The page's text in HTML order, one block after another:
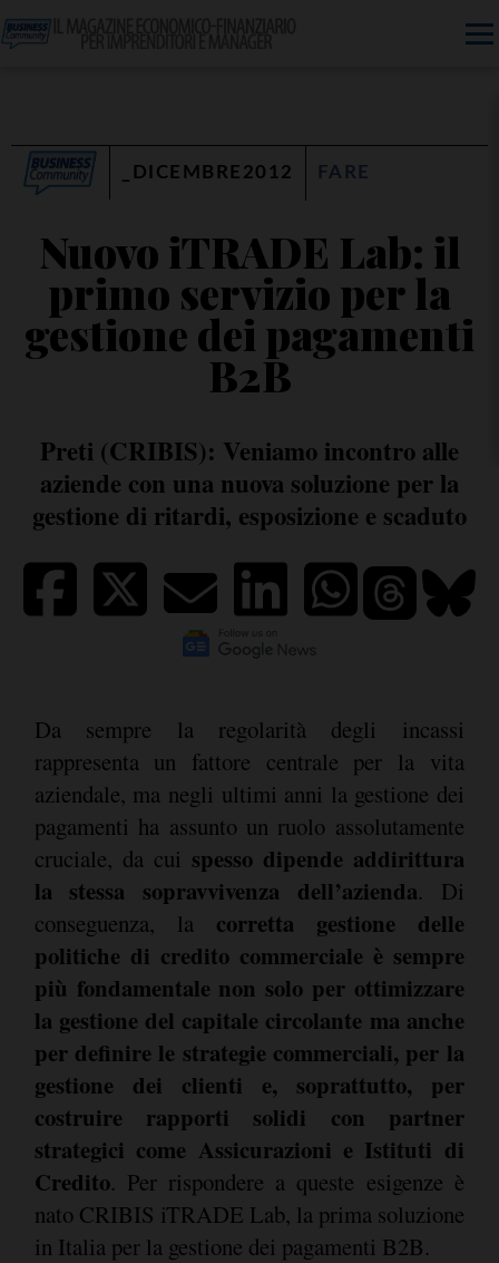
_DICEMBRE2012 FARE
Nuovo iTRADE Lab: il
primo servizio per la
gestione dei pagamenti
B2B
Preti (CRIBIS): Veniamo incontro alle
aziende con una nuova soluzione per la
gestione di ritardi, esposizione e scaduto
Da sempre la regolarità degli incassi
rappresenta un fattore centrale per la vita
aziendale, ma negli ultimi anni la gestione dei
pagamenti ha assunto un ruolo assolutamente
cruciale, da cui spesso dipende addirittura
la stessa sopravvivenza dell’azienda. Di
conseguenza, la corretta gestione delle
politiche di credito commerciale è sempre
più fondamentale non solo per ottimizzare
la gestione del capitale circolante ma anche
per definire le strategie commerciali, per la
gestione dei clienti e, soprattutto, per
costruire rapporti solidi con partner
strategici come Assicurazioni e Istituti di
Credito. Per rispondere a queste esigenze è
nato CRIBIS iTRADE Lab, la prima soluzione
in Italia per la gestione dei pagamenti B2B.